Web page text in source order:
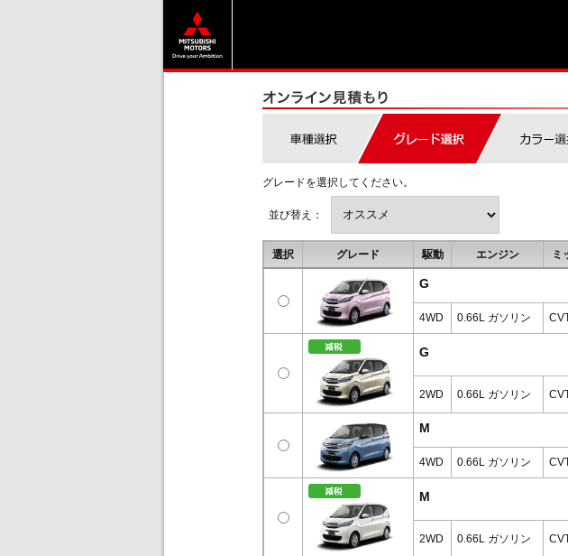
グレードを選択してください。
並び替え：
選択 グレード 駆動 エンジン ミ
G
4WD 0.66L ガソリン
G
2WD 0.66L ガソリン
M
4WD 0.66L ガソリン
M
2WD 0.66L ガソリン